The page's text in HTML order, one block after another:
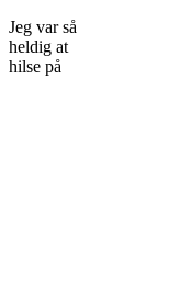
Jeg var så
heldig at
hilse på